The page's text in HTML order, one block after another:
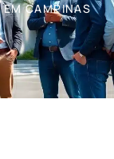
EM CAMPINAS